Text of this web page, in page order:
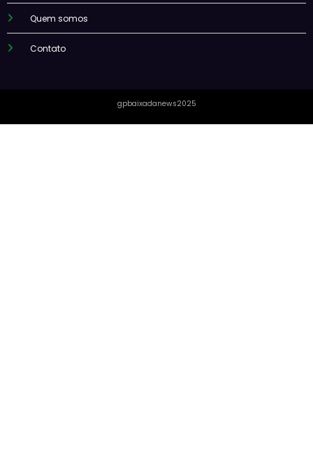
Quem somos
Contato
gpbaixadanews2025